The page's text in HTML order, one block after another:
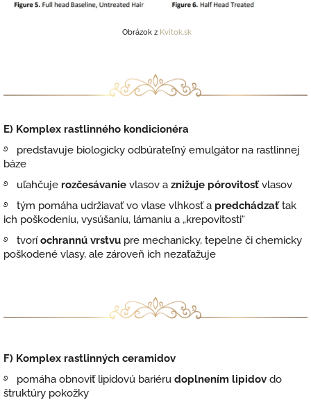
Obrázok z Kvitok.sk
E) Komplex rastlinného kondicionéra
࿔ predstavuje biologicky odbúrateľný emulgátor na rastlinnej
báze
࿔ uľahčuje rozčesávanie vlasov a znižuje pórovitosťvlasov
࿔ tým pomáha udržiavať vo vlase vlhkosť a predchádzaťtak
ich poškodeniu, vysúšaniu, lámaniu a „krepovitosti“
࿔ tvoríochrannú vrstvu pre mechanicky, tepelne či chemicky
poškodené vlasy, ale zároveň ich nezaťažuje
F) Komplex rastlinných ceramidov
࿔ pomáha obnoviť lipidovú bariéru doplnením lipidov do
štruktúry pokožky